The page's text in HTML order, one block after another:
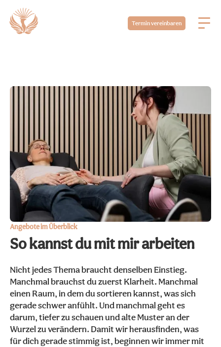
Termin vereinbaren
Angebote im Überblick
So kannst du mit mir arbeiten
Nicht jedes Thema braucht denselben Einstieg.
Manchmal brauchst du zuerst Klarheit. Manchmal
einen Raum, in dem du sortieren kannst, was sich
gerade schwer anfühlt. Und manchmal geht es
darum, tiefer zu schauen und alte Muster an der
Wurzel zu verändern. Damit wir herausfinden, was
für dich gerade stimmig ist, beginnen wir immer mit